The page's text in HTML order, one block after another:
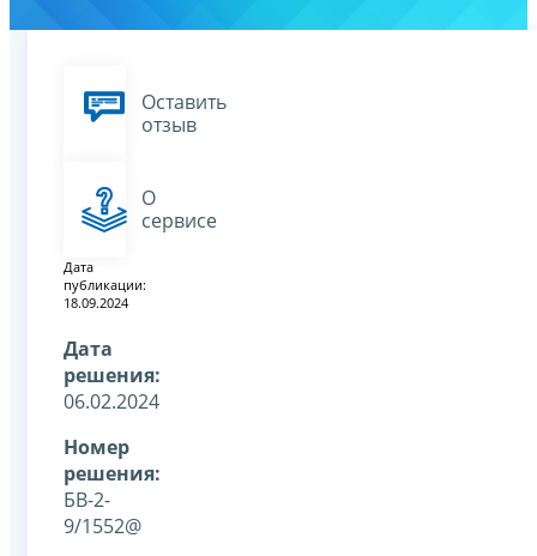
Оставить
отзыв
О
сервисе
Дата
публикации:
18.09.2024
Дата
решения:
06.02.2024
Номер
решения:
БВ-2-
9/1552@